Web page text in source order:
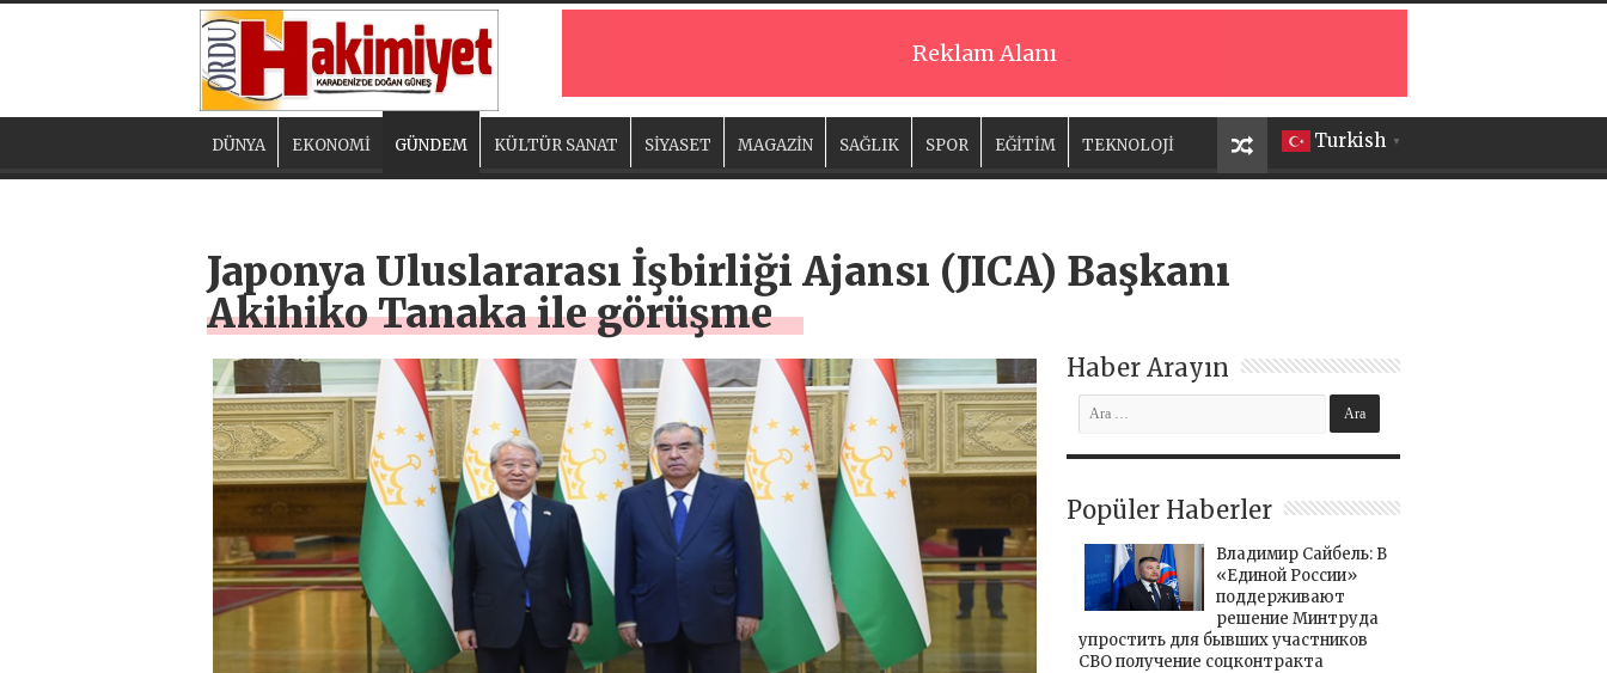
Reklam Alanı
Turkish ▼
DÜNYA EKONOMİ GÜNDEM KÜLTÜR SANAT SİYASET MAGAZİN SAĞLIK SPOR EĞİTİM TEKNOLOJİ
Japonya Uluslararası İşbirliği Ajansı (JICA) Başkanı
Akihiko Tanaka ile görüşme
Haber Arayın
Popüler Haberler
Владимир Сайбель: В
«Единой России»
поддерживают
решение Минтруда
упростить для бывших участников
СВО получение соцконтракта